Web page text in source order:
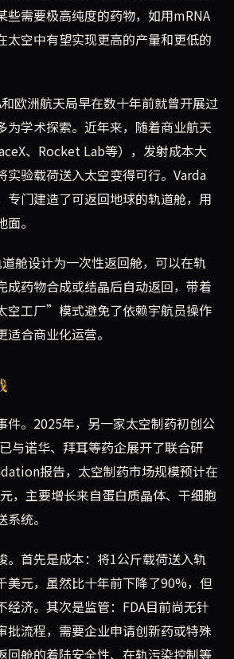
些需要极高纯度的药物，如用mRNA
太空中有望实现更高的产量和更低的
欧洲航天局早在数十年前就曾开展过
为学术探索。近年来，随着商业航天
、Rocket Lab等），发射成本大
实验载荷送入太空变得可行。Varda
专门建造了可返回地球的轨道舱，用
。
舱设计为一次性返回舱，可以在轨
成药物合成或结晶后自动返回，带着
空工厂”模式避免了依赖宇航员操作
合商业化运营。
件。2025年，另一家太空制药初创公
与诺华、拜耳等药企展开了联合研
报告，太空制药市场规模预计在
，主要增长来自蛋白质晶体、干细胞
统。
。首先是成本：将1公斤载荷送入轨
美元，虽然比十年前下降了90%，但
经济。其次是监管：FDA目前尚无针
批流程，需要企业申请创新药或特殊
回舱的着陆安全性、在轨污染控制等